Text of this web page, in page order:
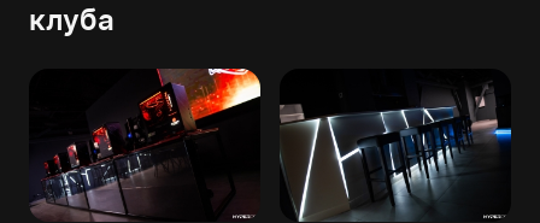
клуба